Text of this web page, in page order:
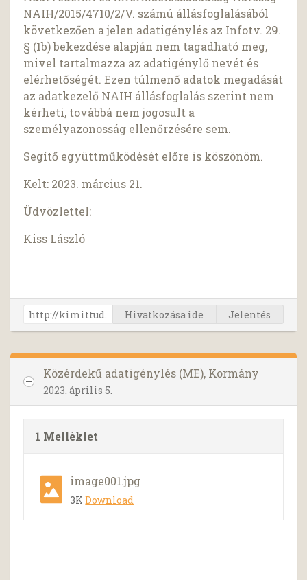
NAIH/2015/4710/2/V. számú állásfoglalásából
következően a jelen adatigénylés az Infotv. 29.
§ (1b) bekezdése alapján nem tagadható meg,
mivel tartalmazza az adatigénylő nevét és
elérhetőségét. Ezen túlmenő adatok megadását
az adatkezelő NAIH állásfoglalás szerint nem
kérheti, továbbá nem jogosult a
személyazonosság ellenőrzésére sem.
Segítő együttműködését előre is köszönöm.
Kelt: 2023. március 21.
Üdvözlettel:
Kiss László
Hivatkozása ide Jelentés
Közérdekű adatigénylés (ME), Kormány
2023. április 5.
1 Melléklet
image001.jpg
3KDownload